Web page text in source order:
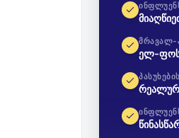
ᲛᲠᲐᲕᲐᲚ-
ელ-
რეალურ